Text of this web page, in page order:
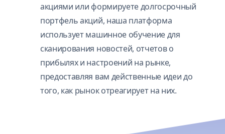
акциями или формируете долгосрочный
портфель акций, наша платформа
использует машинное обучение для
сканирования новостей, отчетов о
прибылях и настроений на рынке,
предоставляя вам действенные идеи до
того, как рынок отреагирует на них.